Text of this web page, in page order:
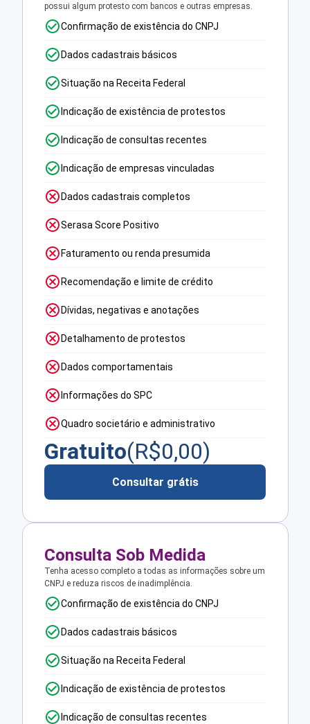
possui algum protesto com bancos e outras empresas.
Confirmação de existência do CNPJ
Dados cadastrais básicos
Situação na Receita Federal
Indicação de existência de protestos
Indicação de consultas recentes
Indicação de empresas vinculadas
Dados cadastrais completos
Serasa Score Positivo
Faturamento ou renda presumida
Recomendação e limite de crédito
Dívidas, negativas e anotações
Detalhamento de protestos
Dados comportamentais
Informações do SPC
Quadro societário e administrativo
Gratuito(R$0,00)
Consultar grátis
Consulta Sob Medida
Tenha acesso completo a todas as informações sobre um
CNPJ e reduza riscos de inadimplência.
Confirmação de existência do CNPJ
Dados cadastrais básicos
Situação na Receita Federal
Indicação de existência de protestos
Indicação de consultas recentes